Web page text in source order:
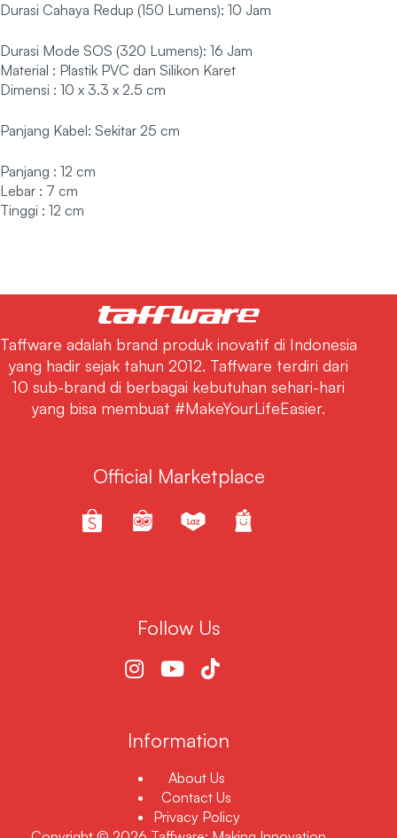
Durasi Cahaya Redup (150 Lumens): 10 Jam
Durasi Mode SOS (320 Lumens): 16 Jam
Material : Plastik PVC dan Silikon Karet
Dimensi : 10 x 3.3 x 2.5 cm
Panjang Kabel: Sekitar 25 cm
Panjang : 12 cm
Lebar : 7 cm
Tinggi : 12 cm
Taffware adalah brand produk inovatif di Indonesia
yang hadir sejak tahun 2012. Taffware terdiri dari
10 sub-brand di berbagai kebutuhan sehari-hari
yang bisa membuat #MakeYourLifeEasier.
Official Marketplace
Follow Us
Information
About Us
Contact Us
Privacy Policy